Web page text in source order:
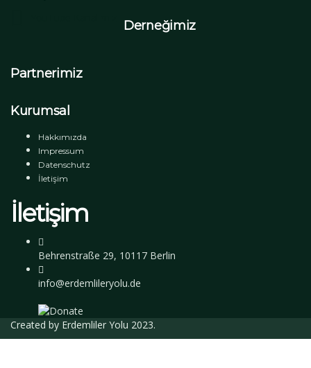
Derneğimiz
Partnerimiz
Kurumsal
Hakkımızda
Impressum
Datenschutz
İletişim
İletişim
Behrenstraße 29, 10117 Berlin
info@erdemlileryolu.de
Created by Erdemliler Yolu 2023.